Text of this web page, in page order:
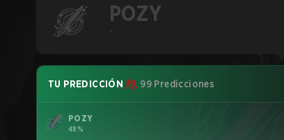
POZY
-
TU PREDICCIÓN 99 Predicciones
POZY
48%